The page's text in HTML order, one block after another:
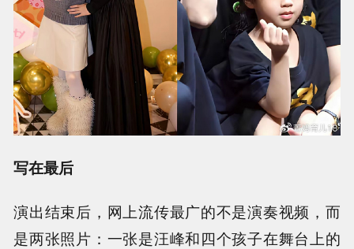
写在最后
演出结束后，网上流传最广的不是演奏视频，而
是两张照片：一张是汪峰和四个孩子在舞台上的